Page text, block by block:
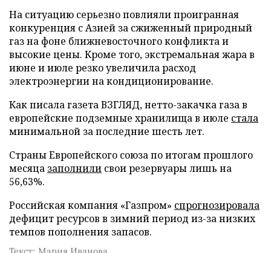
На ситуацию серьезно повлияли проигранная
конкуренция с Азией за сжиженный природный
газ на фоне ближневосточного конфликта и
высокие цены. Кроме того, экстремальная жара в
июне и июле резко увеличила расход
электроэнергии на кондиционирование.
Как писала газета ВЗГЛЯД, нетто-закачка газа в
европейские подземные хранилища в июле стала
минимальной за последние шесть лет.
Страны Европейского союза по итогам прошлого
месяца заполнили свои резервуары лишь на
56,63%.
Российская компания «Газпром» спрогнозировала
дефицит ресурсов в зимний период из-за низких
темпов пополнения запасов.
Текст: Мария Иванова